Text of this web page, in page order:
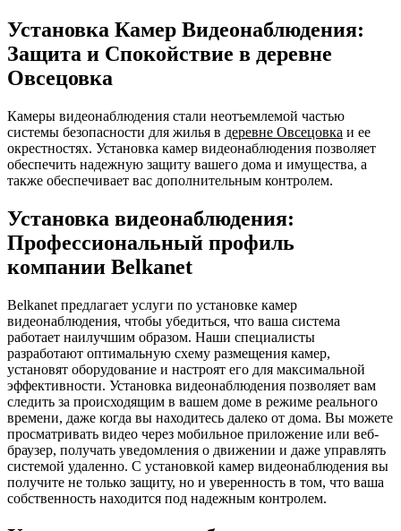
Установка Камер Видеонаблюдения:
Защита и Спокойствие в деревне
Овсецовка
Камеры видеонаблюдения стали неотъемлемой частью
системы безопасности для жилья в деревне Овсецовка и ее
окрестностях. Установка камер видеонаблюдения позволяет
обеспечить надежную защиту вашего дома и имущества, а
также обеспечивает вас дополнительным контролем.
Установка видеонаблюдения:
Профессиональный профиль
компании Belkanet
Belkanet предлагает услуги по установке камер
видеонаблюдения, чтобы убедиться, что ваша система
работает наилучшим образом. Наши специалисты
разработают оптимальную схему размещения камер,
установят оборудование и настроят его для максимальной
эффективности. Установка видеонаблюдения позволяет вам
следить за происходящим в вашем доме в режиме реального
времени, даже когда вы находитесь далеко от дома. Вы можете
просматривать видео через мобильное приложение или веб-
браузер, получать уведомления о движении и даже управлять
системой удаленно. С установкой камер видеонаблюдения вы
получите не только защиту, но и уверенность в том, что ваша
собственность находится под надежным контролем.